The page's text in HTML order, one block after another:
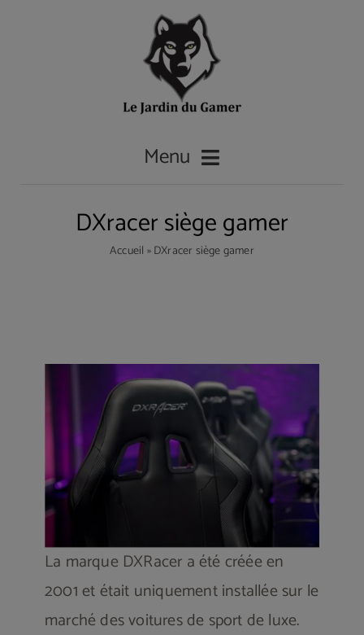
Menu
Accueil
Les souris gamer
Les chaises gamers
Bureaux gamer
DXracer siège gamer
Accueil »DXracer siège gamer
La marque DXRacer a été créée en
2001 et était uniquement installée sur le
marché des voitures de sport de luxe.